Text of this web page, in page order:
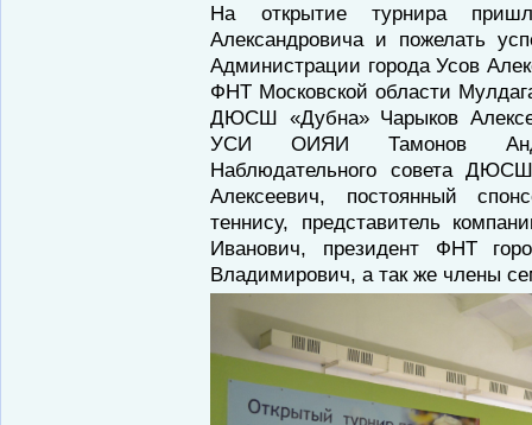
На открытие турнира
Александровича и пожелать
Администрации города Усов
ФНТ Московской области
ДЮСШ «Дубна» Чарыков
УСИ ОИЯИ Тамонов
Наблюдательного совета
Алексеевич, постоянный
теннису, представитель
Иванович, президент ФНТ
Владимирович, а так же члены